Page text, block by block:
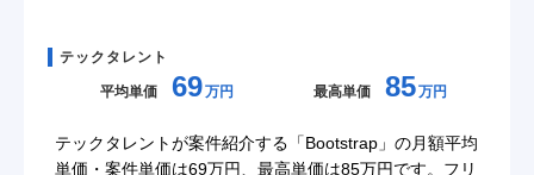
テックタレント
平均単価 69万円 最高単価 85万円
テックタレントが案件紹介する「Bootstrap」の月額平均
単価・案件単価は69万円、最高単価は85万円です。フリ